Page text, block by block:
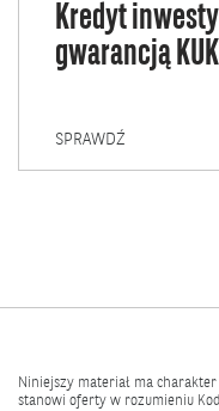
Kredyt
gwarancją
SPRAWDŹ
Niniejszy materiał ma
stanowi oferty w rozumieniu